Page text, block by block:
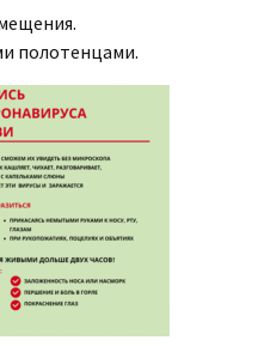
полотенцами.